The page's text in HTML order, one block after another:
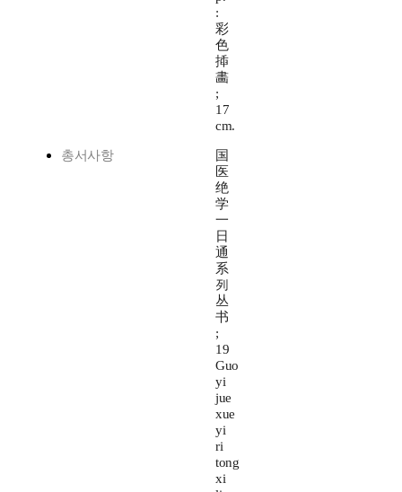
:
彩
色
揷
畵
;
17
cm.
총서사항
国
医
绝
学
一
日
通
系
列
丛
书
;
19
Guo
yi
jue
xue
yi
ri
tong
xi